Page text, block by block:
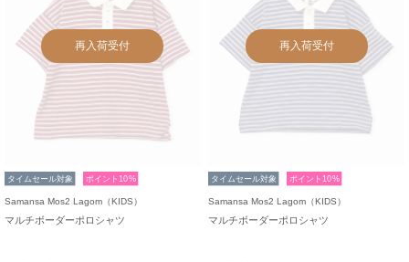
再入荷受付
タイムセール対象 ポイント10%
Samansa Mos2 Lagom（KIDS）
マルチボーダーポロシャツ
再入荷受付
タイムセール対象 ポイント10%
Samansa Mos2 Lagom（KIDS）
マルチボーダーポロシャツ